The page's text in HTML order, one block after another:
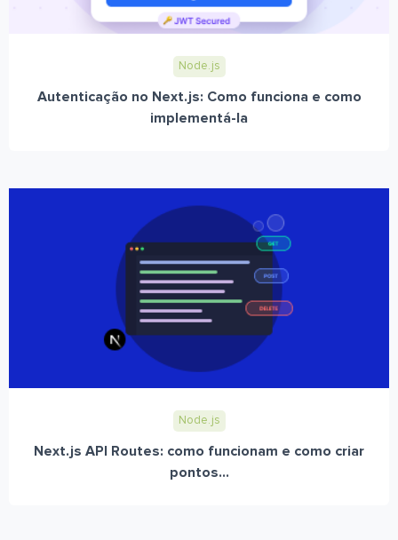
Node.js
Autenticação no Next.js: Como funciona e como
implementá-la
Node.js
Next.js API Routes: como funcionam e como criar
pontos...